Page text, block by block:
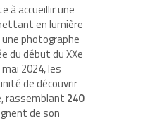
à accueillir une
en lumière
une photographe
du début du XXe
2024, les
de découvrir
rassemblant 240
de son